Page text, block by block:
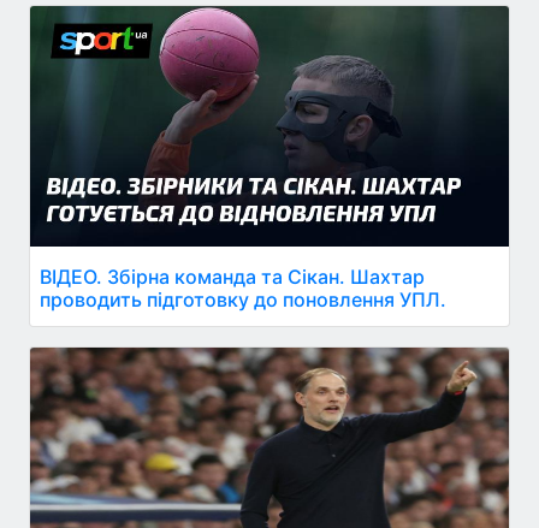
ВІДЕО. Збірна команда та Сікан. Шахтар
проводить підготовку до поновлення УПЛ.